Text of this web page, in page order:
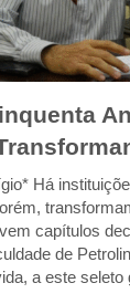
Há
capítulos
de
a este seleto